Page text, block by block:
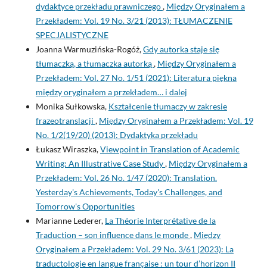
dydaktyce przekładu prawniczego, Między Oryginałem a
Przekładem: Vol. 19 No. 3/21 (2013): TŁUMACZENIE
SPECJALISTYCZNE
Joanna Warmuzińska-Rogóż,Gdy autorka staje się
tłumaczką, a tłumaczka autorką, Między Oryginałem a
Przekładem: Vol. 27 No. 1/51 (2021): Literatura piękna
między oryginałem a przekładem… i dalej
Monika Sułkowska, Kształcenie tłumaczy w zakresie
frazeotranslacji , Między Oryginałem a Przekładem: Vol. 19
No. 1/2(19/20) (2013): Dydaktyka przekładu
Łukasz Wiraszka,Viewpoint in Translation of Academic
Writing: An Illustrative Case Study, Między Oryginałem a
Przekładem: Vol. 26 No. 1/47 (2020): Translation.
Yesterday's Achievements, Today's Challenges, and
Tomorrow's Opportunities
Marianne Lederer, La Théorie Interprétative de la
Traduction – son influence dans le monde, Między
Oryginałem a Przekładem: Vol. 29 No. 3/61 (2023): La
traductologie en langue française : un tour d’horizon II